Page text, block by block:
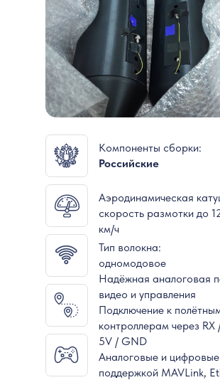
Компоненты сборки:
Российские
Надёжная аналоговая
видео и управления
Подключение к
контроллерам через RX
5V / GND
Аэродинамическая
скорость размотки до
км/ч
Аналоговые и
поддержкой MAVLink,
Тип волокна:
одномодовое